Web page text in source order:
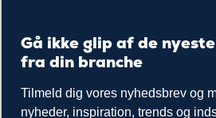
Gå ikke glip af de
fra din branche
Tilmeld dig vores nyhedsbrev og
nyheder, inspiration, trends og